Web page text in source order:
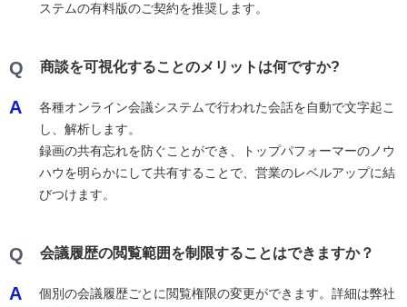
ステムの有料版のご契約を推奨します。
Q 商談を可視化することのメリットは何ですか?
A
各種オンライン会議システムで行われた会話を自動で文字起こ
し、解析します。
録画の共有忘れを防ぐことができ、トップパフォーマーのノウ
ハウを明らかにして共有することで、営業のレベルアップに結
びつけます。
Q 会議履歴の閲覧範囲を制限することはできますか？
A
個別の会議履歴ごとに閲覧権限の変更ができます。詳細は弊社